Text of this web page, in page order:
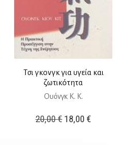
Τσι γκονγκ για υγεία και
ζωτικότητα
Ουόνγκ Κ. Κ.
20,00€ Original
18,00€